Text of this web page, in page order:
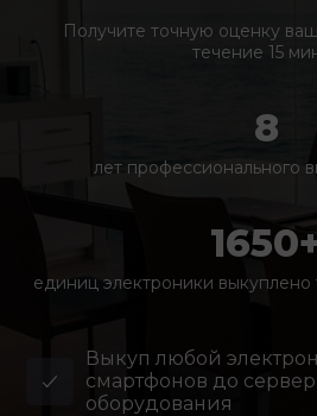
Получите точную оценку
течение 15
8
лет профессионального
единиц электроники выкуплено
Выкуп любой
смартфонов до
оборудования